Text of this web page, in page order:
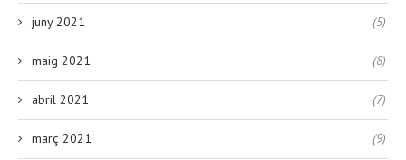
juny 2021 (5)
maig 2021 (8)
abril 2021 (7)
març 2021 (9)